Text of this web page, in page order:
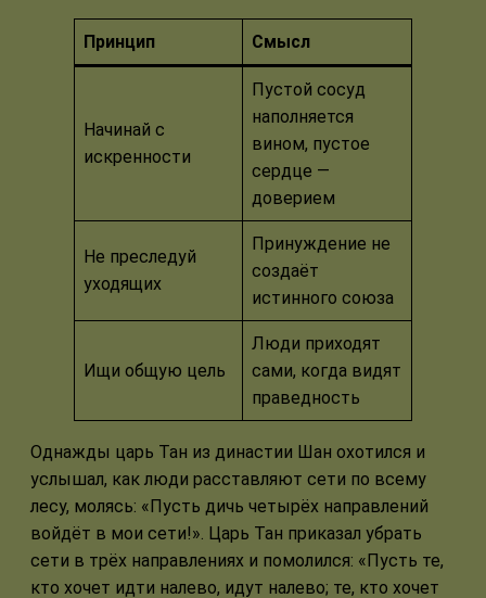
Принцип Смысл
Начинай с
искренности
Пустой сосуд
наполняется
вином, пустое
сердце —
доверием
Не преследуй
уходящих
Принуждение не
создаёт
истинного союза
Ищи общую цель
Люди приходят
сами, когда видят
праведность
Однажды царь Тан из династии Шан охотился и
услышал, как люди расставляют сети по всему
лесу, молясь: «Пусть дичь четырёх направлений
войдёт в мои сети!». Царь Тан приказал убрать
сети в трёх направлениях и помолился: «Пусть те,
кто хочет идти налево, идут налево; те, кто хочет